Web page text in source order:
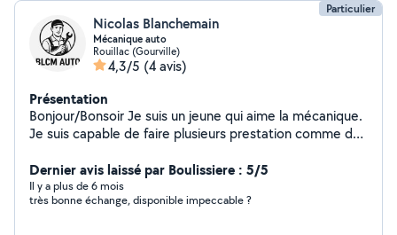
Particulier
Nicolas Blanchemain
Mécanique auto
Rouillac (Gourville)
4,3/5 (4 avis)
Présentation
Bonjour/Bonsoir Je suis un jeune qui aime la mécanique.
Je suis capable de faire plusieurs prestation comme des
distribution, embrayage et bien plus Pour toute
demande de prestation envoyer moi un message.
Dernier avis laissé par Boulissiere : 5/5
Il y a plus de 6 mois
très bonne échange, disponible impeccable ?